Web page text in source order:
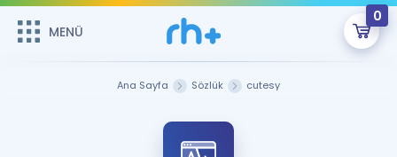
MENÜ
0
Sepetin Şu An Boş.
MENÜ
Ana Sayfa Sözlük cutesy